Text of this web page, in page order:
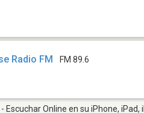
Radio FM FM 89.6
Escuchar Online en su iPhone,